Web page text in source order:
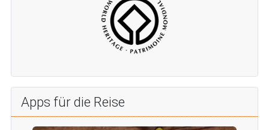
Apps für die Reise